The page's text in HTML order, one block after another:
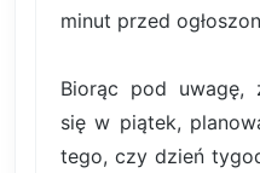
minut przed
Biorąc pod uwagę,
się w piątek,
tego, czy dzień